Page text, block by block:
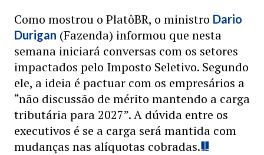
Como mostrou o PlatôBR, o ministro Dario
Durigan (Fazenda) informou que nesta
semana iniciará conversas com os setores
impactados pelo Imposto Seletivo. Segundo
ele, a ideia é pactuar com os empresários a
“não discussão de mérito mantendo a carga
tributária para 2027”. A dúvida entre os
executivos é se a carga será mantida com
mudanças nas alíquotas cobradas.